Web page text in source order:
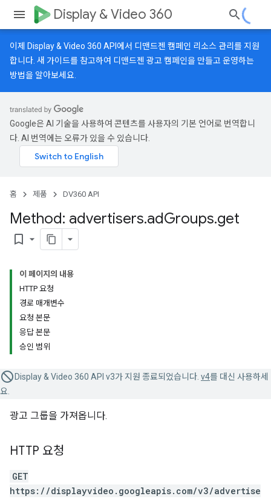
Display & Video 360
이제 Display & Video 360 API에서 디맨드젠 캠페인 리소스 관리를 지원
합니다. 새 가이드를 참고하여 디맨드젠 광고 캠페인을 만들고 운영하는
방법을 알아보세요.
Google은 AI 기술을 사용하여 콘텐츠를 사용자의 기본 언어로 번역합니
다. AI 번역에는 오류가 있을 수 있습니다.
홈 제품 DV360 API
Method: advertisers.adGroups.get
bookmark_border
이 페이지의 내용
HTTP 요청
경로 매개변수
요청 본문
응답 본문
승인 범위
Display & Video 360 API v3가 지원 종료되었습니다. v4를 대신 사용하세
요.
광고 그룹을 가져옵니다.
HTTP 요청
GET
https://displayvideo.googleapis.com/v3/advertise